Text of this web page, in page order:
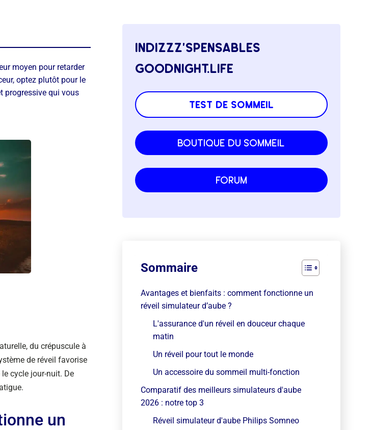
moyen pour retarder
optez plutôt pour le
progressive qui vous
du crépuscule à
de réveil favorise
cycle jour-nuit. De
un
indizzz’spensables
goodnight.life
test de sommeil
boutique du sommeil
forum
Sommaire
Avantages et bienfaits : comment fonctionne un
réveil simulateur d’aube ?
L'assurance d'un réveil en douceur chaque
matin
Un réveil pour tout le monde
Un accessoire du sommeil multi-fonction
Comparatif des meilleurs simulateurs d'aube
2026 : notre top 3
Réveil simulateur d'aube Philips Somneo